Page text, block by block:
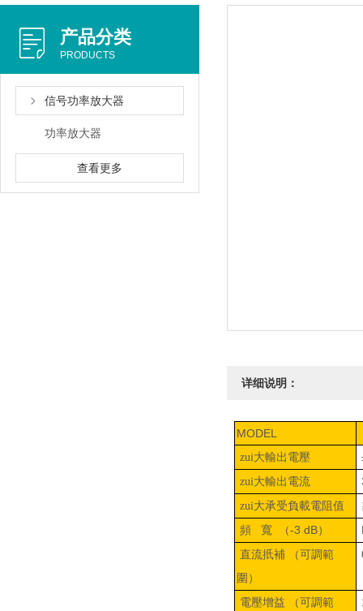
产品分类
PRODUCTS
信号功率放大器
功率放大器
查看更多
详细说明：
MODEL
zui大輸出電壓
zui大輸出電流
zui大承受負載電阻值
頻 寬 （-3 dB）
直流扺補 （可調範
圍 ）
電壓增益 （可調範